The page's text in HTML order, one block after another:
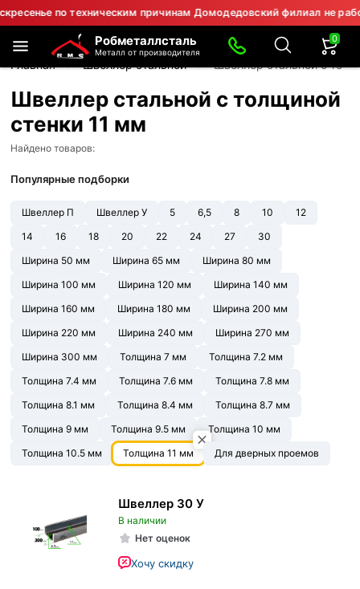
по техническим причинам Домодедовский филиал не работает.
Робметаллсталь
Металл от производителя
0
Главная Швеллер стальной Швеллер стальной с
Швеллер стальной с толщиной
стенки 11 мм
Найдено товаров:
Популярные подборки
Швеллер П Швеллер У 5 6,5 8 10
12
14
16 18 20 22 24 27
30
Ширина 50 мм
Ширина 65 мм
Ширина 80 мм
Ширина 100 мм
Ширина 120 мм
Ширина 140 мм
Ширина 160 мм
Ширина 180 мм
Ширина 200 мм
Ширина 220 мм
Ширина 240 мм
Ширина 270 мм
Ширина 300 мм
Толщина 7 мм
Толщина 7.2 мм
Толщина 7.4 мм
Толщина 7.6 мм
Толщина 7.8 мм
Толщина 8.1 мм
Толщина 8.4 мм
Толщина 8.7 мм
Толщина 9 мм
Толщина 9.5 мм
Толщина 10 мм
Толщина 10.5 мм
Толщина 11 мм Для дверных проемов
Швеллер 30 У
В наличии
Нет оценок
Хочу скидку